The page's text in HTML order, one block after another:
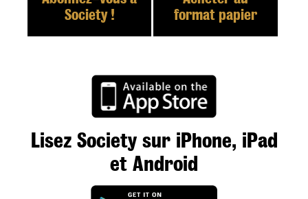
Society !
format papier
Lisez Society sur iPhone, iPad
et Android